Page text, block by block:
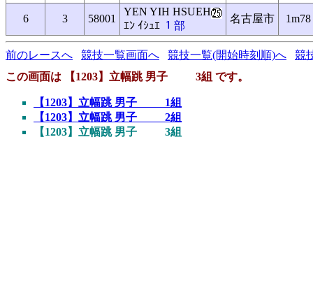
6 3 58001
YEN YIH HSUEH
ｴﾝ ｲｼｭｴ １部
名古屋市 1m78
前のレースへ 競技一覧画面へ 競技一覧(開始時刻順)へ
競
この画面は 【1203】立幅跳 男子 3組 です。
【1203】立幅跳 男子 1組
【1203】立幅跳 男子 2組
【1203】立幅跳 男子 3組